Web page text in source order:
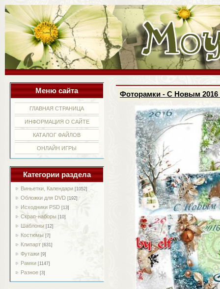
Меню сайта
ГЛАВНАЯ СТРАНИЦА
ИНФОРМАЦИЯ О САЙТЕ
КАТАЛОГ ФАЙЛОВ
ОНЛАЙН ИГРЫ
Категории раздела
Виньетки, Календари [1052]
Обложки для DVD [192]
Исходники PSD [13]
Скрап-наборы [10]
Шаблоны [12]
Костюмы [7]
Клипарт [631]
Футажи [9]
Рамки [1147]
Разное [3]
Фоторамки - С Новым 2016